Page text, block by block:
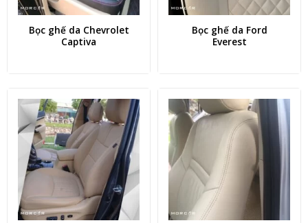
Bọc ghế da Chevrolet
Captiva
Bọc ghế da Ford
Everest